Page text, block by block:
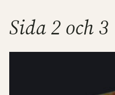
Sida 2 och 3